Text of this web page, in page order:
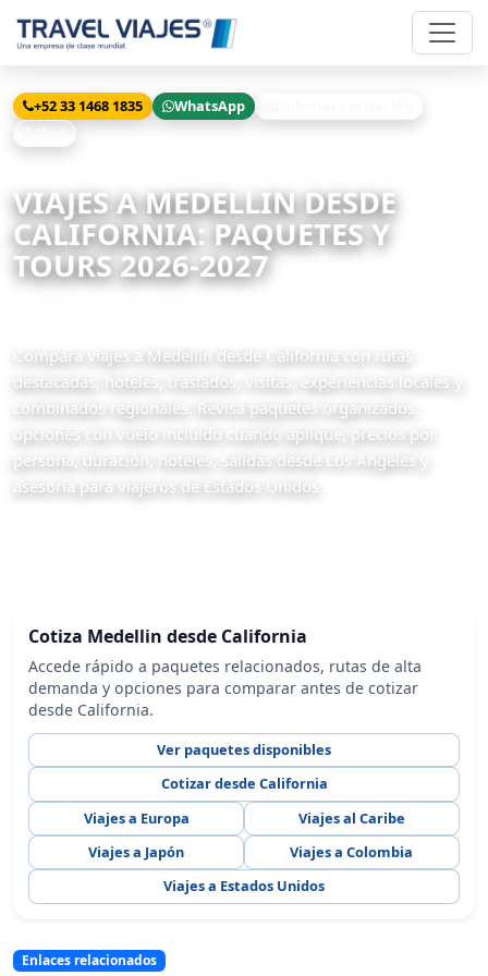
+52 33 1468 1835 WhatsApp
VIAJES A MEDELLIN DESDE
CALIFORNIA: PAQUETES Y
TOURS 2026-2027
Compara viajes a Medellin desde California con rutas
destacadas, hoteles, traslados, visitas, experiencias locales y
combinados regionales. Revisa paquetes organizados,
opciones con vuelo incluido cuando aplique, precios por
persona, duración, hoteles, salidas desde Los Angeles y
asesoría para viajeros de Estados Unidos.
Cotiza Medellin desde California
Accede rápido a paquetes relacionados, rutas de alta
demanda y opciones para comparar antes de cotizar
desde California.
Ver paquetes disponibles
Cotizar desde California
Viajes a Europa
Viajes al Caribe
Viajes a Japón
Viajes a Colombia
Viajes a Estados Unidos
Enlaces relacionados